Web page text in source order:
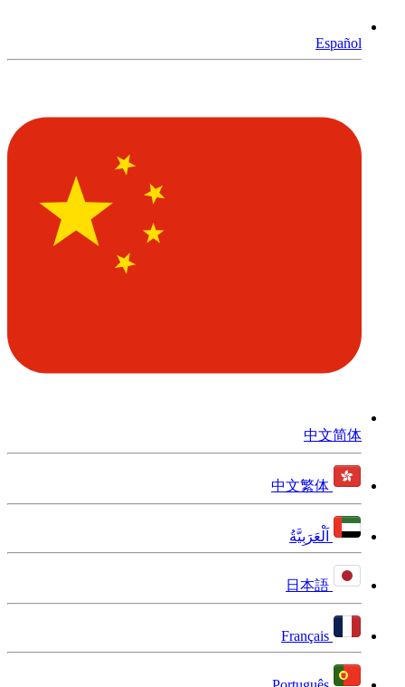
Español
中文简体
中文繁体
اَلْعَرَبِيَّةُ
日本語
Français